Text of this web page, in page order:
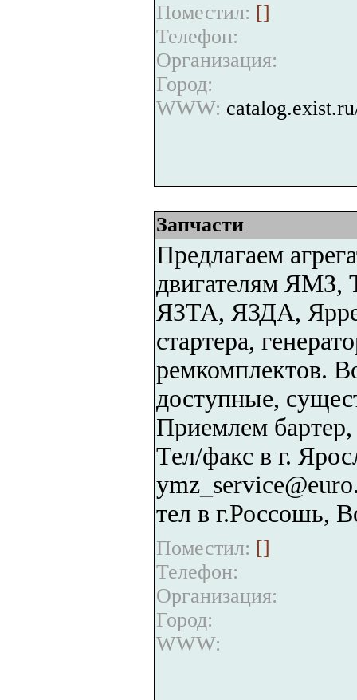
Поместил: []
Телефон:
Организация:
Город:
WWW:
Запчасти
Предлагаем
двигателям ЯМЗ,
ЯЗТА, ЯЗДА,
стартера,
ремкомплектов.
доступные,
Приемлем бартер,
Тел/факс в г.
тел в г.Россошь,
Поместил: []
Телефон:
Организация:
Город:
WWW: